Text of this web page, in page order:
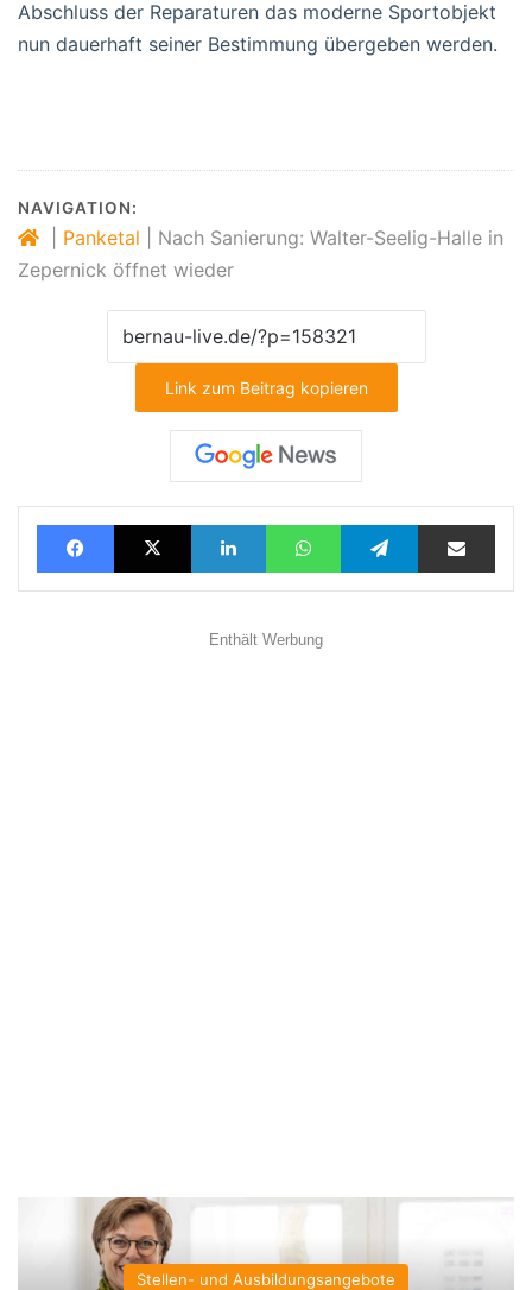
Abschluss der Reparaturen das moderne Sportobjekt
nun dauerhaft seiner Bestimmung übergeben werden.
NAVIGATION:
Panketal
Nach Sanierung: Walter-Seelig-Halle in
Zepernick öffnet wieder
Link zum Beitrag kopieren
FacebookX LinkedInWhatsAppTelegramTeilen via E-Mail
Enthält Werbung
Stellen- und Ausbildungsangebote